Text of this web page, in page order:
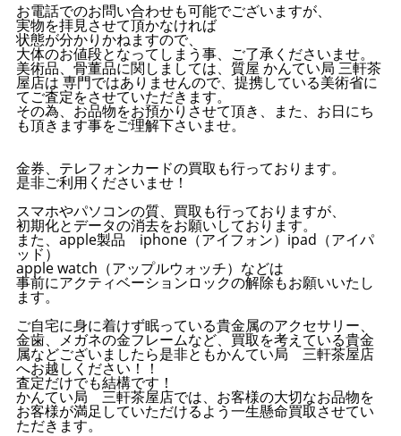
お電話でのお問い合わせも可能でございますが、
実物を拝見させて頂かなければ
状態が分かりかねますので、
大体のお値段となってしまう事、ご了承くださいませ。
美術品、骨董品に関しましては、質屋 かんてい局 三軒茶
屋店は 専門ではありませんので、提携している美術省に
てご査定をさせていただきます。
その為、お品物をお預かりさせて頂き、また、お日にち
も頂きます事をご理解下さいませ。
金券、テレフォンカードの買取も行っております。
是非ご利用くださいませ！
スマホやパソコンの質、買取も行っておりますが、
初期化とデータの消去をお願いしております。
また、apple製品 iphone（アイフォン）ipad（アイパ
ッド）
apple watch（アップルウォッチ）などは
事前にアクティベーションロックの解除もお願いいたし
ます。
ご自宅に身に着けず眠っている貴金属のアクセサリー、
金歯、メガネの金フレームなど、買取を考えている貴金
属などございましたら是非ともかんてい局 三軒茶屋店
へお越しください！！
査定だけでも結構です！
かんてい局 三軒茶屋店では、お客様の大切なお品物を
お客様が満足していただけるよう一生懸命買取させてい
ただきます。